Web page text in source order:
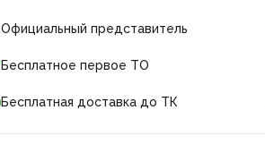
Официальный представитель
Бесплатное первое ТО
Бесплатная доставка до ТК